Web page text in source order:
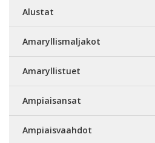
Alustat
Amaryllismaljakot
Amaryllistuet
Ampiaisansat
Ampiaisvaahdot